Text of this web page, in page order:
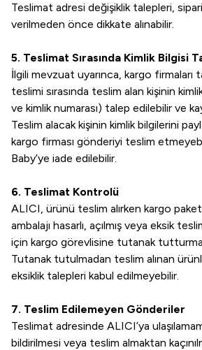
Teslimat adresi değişiklik talepleri,
verilmeden önce dikkate alınabilir.
5. Teslimat Sırasında Kimlik Bilgisi
İlgili mevzuat uyarınca, kargo firmaları
teslimi sırasında teslim alan kişinin
ve kimlik numarası) talep edilebilir ve
Teslim alacak kişinin kimlik bilgilerini
kargo firması gönderiyi teslim
Baby’ye iade edilebilir.
6. Teslimat Kontrolü
ALICI, ürünü teslim alırken kargo
ambalajı hasarlı, açılmış veya eksik
için kargo görevlisine tutanak
Tutanak tutulmadan teslim alınan
eksiklik talepleri kabul edilmeyebilir.
7. Teslim Edilemeyen Gönderiler
Teslimat adresinde ALICI’ya
bildirilmesi veya teslim almaktan